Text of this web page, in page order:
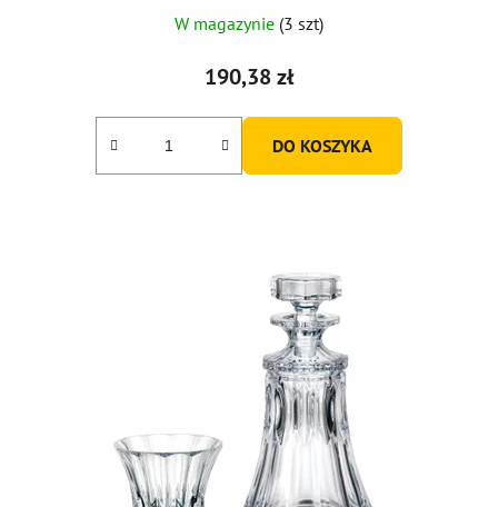
W magazynie (3 szt)
190,38 zł
DO KOSZYKA